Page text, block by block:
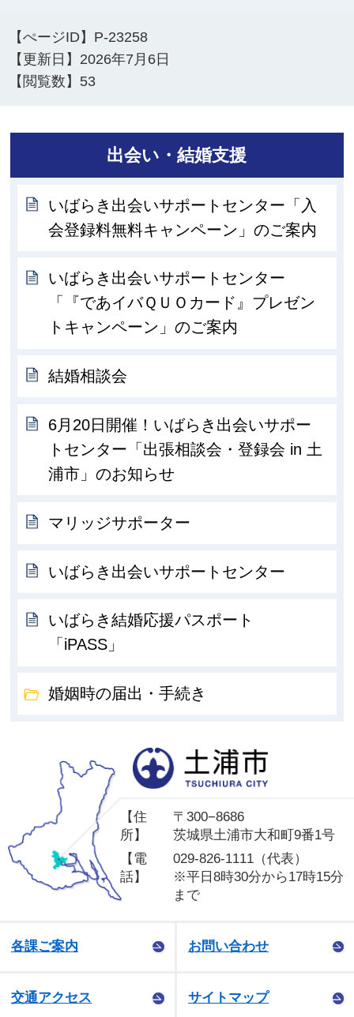
【ぺージID】 P-23258
【更新日】 2026年7月6日
【閲覧数】 53
出会い・結婚支援
いばらき出会いサポートセンター「入
会登録料無料キャンペーン」のご案内
いばらき出会いサポートセンター
「『であイバＱＵＯカード』プレゼン
トキャンペーン」のご案内
結婚相談会
6月20日開催！いばらき出会いサポー
トセンター「出張相談会・登録会 in 土
浦市」のお知らせ
マリッジサポーター
いばらき出会いサポートセンター
いばらき結婚応援パスポート
「iPASS」
婚姻時の届出・手続き
【住
所】
〒300−8686
茨城県土浦市大和町9番1号
【電
話】
029-826-1111（代表）
※平日8時30分から17時15分
まで
各課ご案内 お問い合わせ
交通アクセス サイトマップ